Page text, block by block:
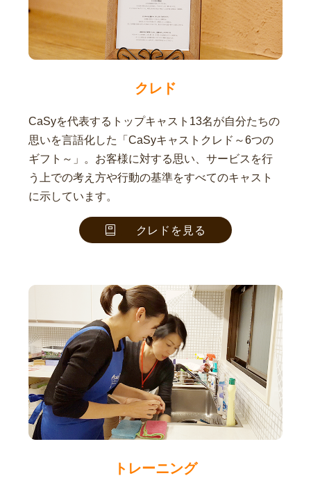
クレド
CaSyを代表するトップキャスト13名が自分たちの
思いを言語化した「CaSyキャストクレド～6つの
ギフト～」。お客様に対する思い、サービスを行
う上での考え方や行動の基準をすべてのキャスト
に示しています。
クレドを見る
トレーニング